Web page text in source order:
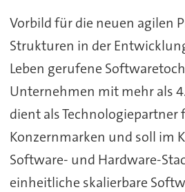
Vorbild für die neuen agilen
Strukturen in der
Leben gerufene
Unternehmen mit mehr als
dient als Technologiepartner
Konzernmarken und soll im
Software- und Hardware-
einheitliche skalierbare